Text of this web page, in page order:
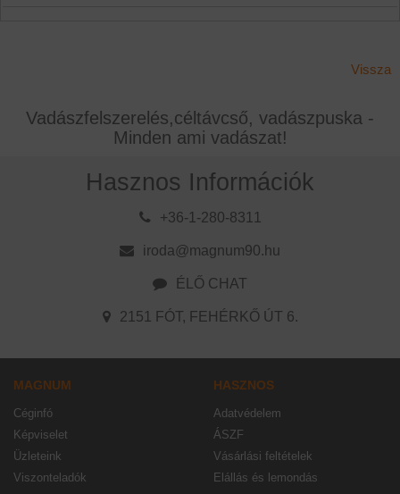
Vissza
Vadászfelszerelés,céltávcső, vadászpuska -
Minden ami vadászat!
Hasznos Információk
+36-1-280-8311
iroda@magnum90.hu
ÉLŐ CHAT
2151 FÓT, FEHÉRKŐ ÚT 6.
MAGNUM
Céginfó
Képviselet
Üzleteink
Viszonteladók
HASZNOS
Adatvédelem
ÁSZF
Vásárlási feltételek
Elállás és lemondás